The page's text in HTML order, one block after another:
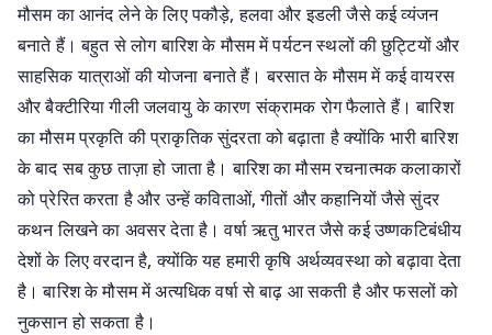
मौसम का आनंद लेने के लिए पकौड़े, हलवा और इडली जैसे कई व्यंजन
बनाते हैं। बहुत से लोग बारिश के मौसम में पर्यटन स्थलों की छुट्टियों और
साहसिक यात्राओं की योजना बनाते हैं। बरसात के मौसम में कई वायरस
और बैक्टीरिया गीली जलवायु के कारण संक्रामक रोग फैलाते हैं। बारिश
का मौसम प्रकृति की प्राकृतिक सुंदरता को बढ़ाता है क्योंकि भारी बारिश
के बाद सब कुछ ताज़ा हो जाता है। बारिश का मौसम रचनात्मक कलाकारों
को प्रेरित करता है और उन्हें कविताओं, गीतों और कहानियों जैसे सुंदर
कथन लिखने का अवसर देता है। वर्षा ऋतु भारत जैसे कई उष्णकटिबंधीय
देशों के लिए वरदान है, क्योंकि यह हमारी कृषि अर्थव्यवस्था को बढ़ावा देता
है। बारिश के मौसम में अत्यधिक वर्षा से बाढ़ आ सकती है और फसलों को
नुकसान हो सकता है।